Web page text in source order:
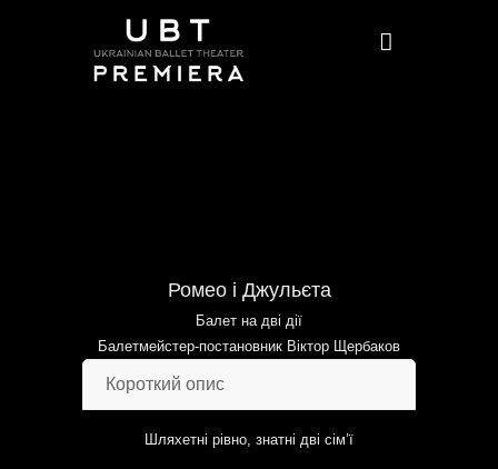
Ромео і Джульєта
Балет на дві дії
Балетмейстер-постановник Віктор Щербаков
Короткий опис
Шляхетні рівно, знатні дві сім’ї